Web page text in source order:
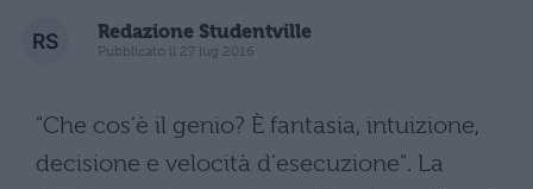
Redazione Studentville
Pubblicato il 27 lug 2016
"Che cos'è il genio? È fantasia, intuizione,
decisione e velocità d'esecuzione". La